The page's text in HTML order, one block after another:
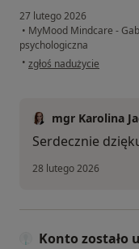
27 lutego 2026
• MyMood Mindcare -
psychologiczna
• w opinii użytkownika
zgłoś nadużycie
mgr Karolina
Serdecznie
28 lutego 2026
Konto zostało